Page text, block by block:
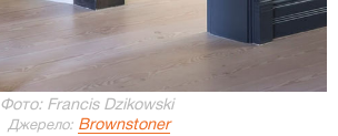
Фото: Francis Dzikowski
Джерело: Brownstoner